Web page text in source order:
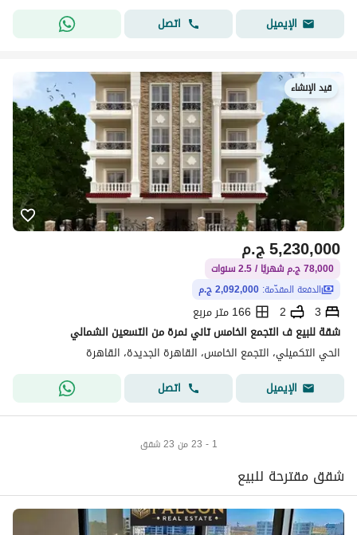
الإيميل
اتصل
قيد الإنشاء
ج.م5,230,000
78,000 ج.م شهريًا / 2.5 سنوات
الدفعة المقدّمة: 2,092,000 ج.م
3
2
166 متر مربع
شقة للبيع ف التجمع الخامس تاني نمرة من التسعين الشمالي
الحي التكميلي، التجمع الخامس، القاهرة الجديدة، القاهرة
الإيميل
اتصل
1 - 23 من 23 شقق
شقق مقترحة للبيع